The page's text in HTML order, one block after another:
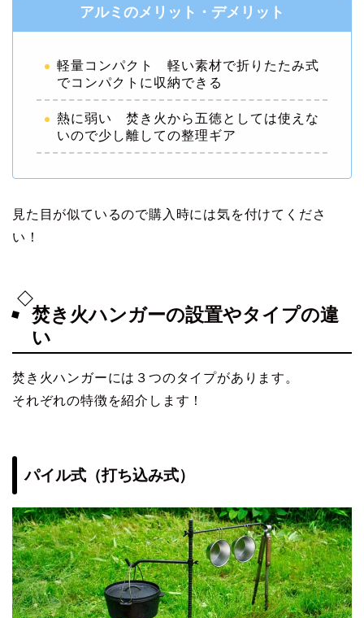
アルミのメリット・デメリット
軽量コンパクト 軽い素材で折りたたみ式
でコンパクトに収納できる
熱に弱い 焚き火から五徳としては使えな
いので少し離しての整理ギア
見た目が似ているので購入時には気を付けてくださ
い！
焚き火ハンガーの設置やタイプの違
い
焚き火ハンガーには３つのタイプがあります。
それぞれの特徴を紹介します！
パイル式（打ち込み式）